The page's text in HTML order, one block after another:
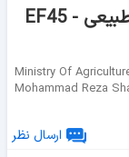
مدال یادبود وزارت کشاورزی و منابع طبیعی - EF45
Ministry Of
Mohammad Reza
ارسال نظر